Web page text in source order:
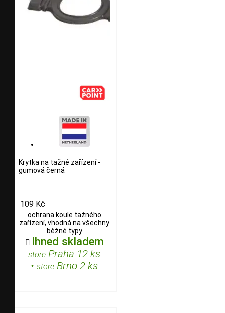
Krytka na tažné zařízení -
gumová černá
109 Kč
ochrana koule tažného
zařízení, vhodná na všechny
běžné typy
 Ihned skladem
store Praha 12 ks
• store Brno 2 ks